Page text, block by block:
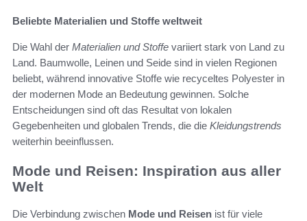
Beliebte Materialien und Stoffe weltweit
Die Wahl der Materialien und Stoffe variiert stark von Land zu
Land. Baumwolle, Leinen und Seide sind in vielen Regionen
beliebt, während innovative Stoffe wie recyceltes Polyester in
der modernen Mode an Bedeutung gewinnen. Solche
Entscheidungen sind oft das Resultat von lokalen
Gegebenheiten und globalen Trends, die die Kleidungstrends
weiterhin beeinflussen.
Mode und Reisen: Inspiration aus aller
Welt
Die Verbindung zwischen Mode und Reisen ist für viele